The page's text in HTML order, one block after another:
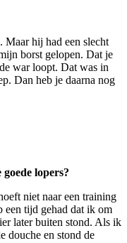
Maar hij had een slecht
borst gelopen. Dat je
war loopt. Dat was in
Dan heb je daarna nog
lopers?
niet naar een training
een tijd gehad dat ik om
later buiten stond. Als ik
douche en stond de